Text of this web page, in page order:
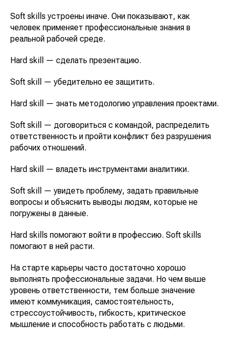
Soft skills устроены иначе. Они показывают, как
человек применяет профессиональные знания в
реальной рабочей среде.
Hard skill — сделать презентацию.
Soft skill — убедительно ее защитить.
Hard skill — знать методологию управления проектами.
Soft skill — договориться с командой, распределить
ответственность и пройти конфликт без разрушения
рабочих отношений.
Hard skill — владеть инструментами аналитики.
Soft skill — увидеть проблему, задать правильные
вопросы и объяснить выводы людям, которые не
погружены в данные.
Hard skills помогают войти в профессию. Soft skills
помогают в ней расти.
На старте карьеры часто достаточно хорошо
выполнять профессиональные задачи. Но чем выше
уровень ответственности, тем больше значение
имеют коммуникация, самостоятельность,
стрессоустойчивость, гибкость, критическое
мышление и способность работать с людьми.